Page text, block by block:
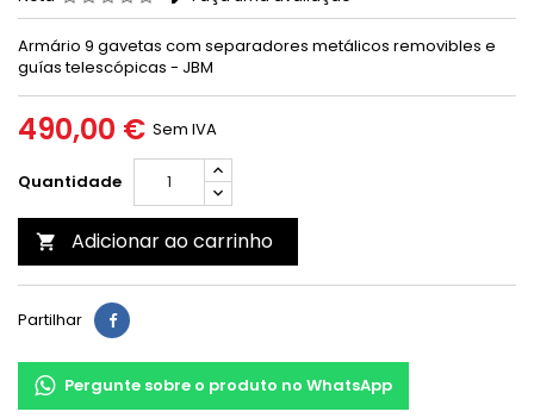
Armário 9 gavetas com separadores metálicos removibles e
guías telescópicas - JBM
490,00 € Sem IVA
Quantidade
 Adicionar ao carrinho
Partilhar
Pergunte sobre o produto no WhatsApp